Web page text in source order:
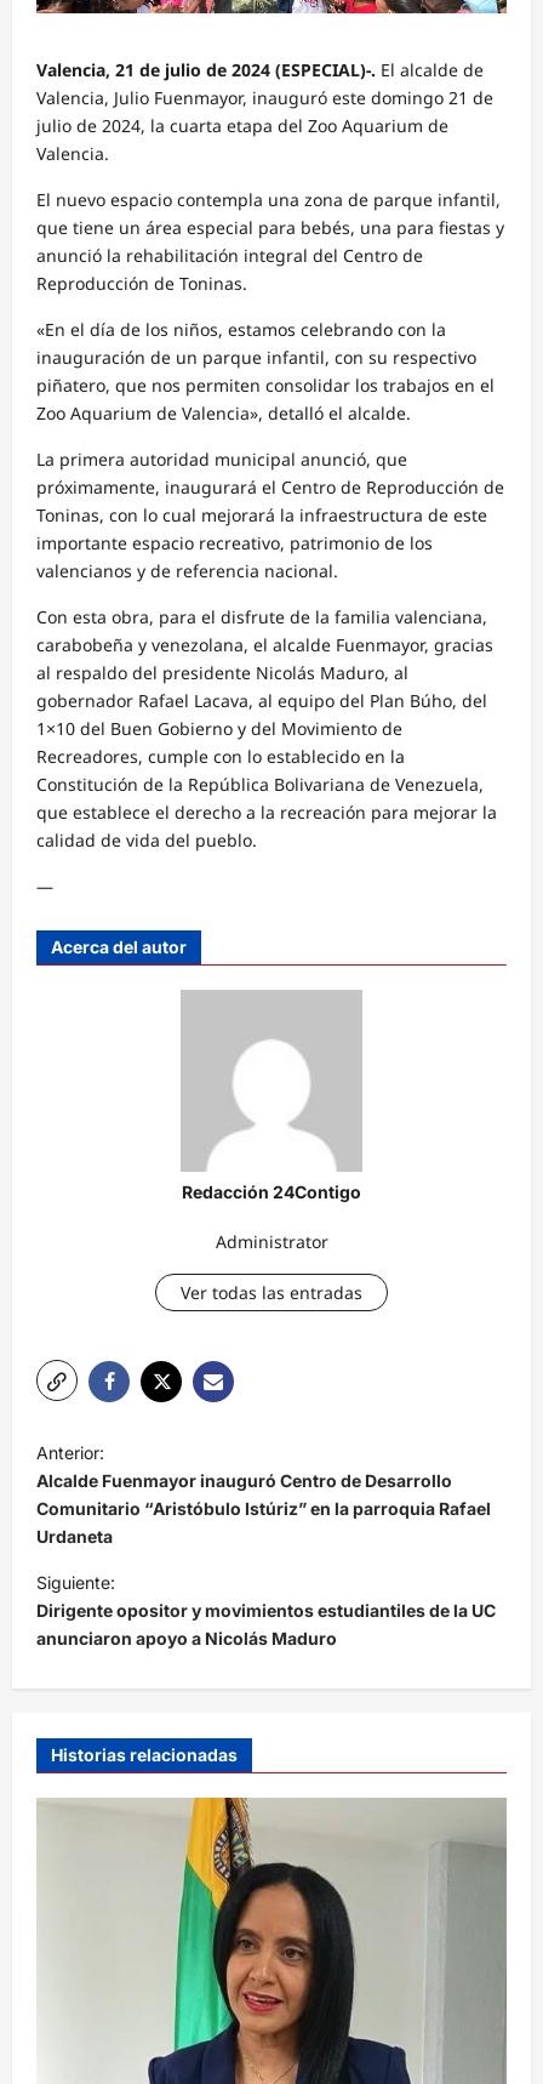
Valencia, 21 de julio de 2024 (ESPECIAL)-. El alcalde de
Valencia, Julio Fuenmayor, inauguró este domingo 21 de
julio de 2024, la cuarta etapa del Zoo Aquarium de
Valencia.
El nuevo espacio contempla una zona de parque infantil,
que tiene un área especial para bebés, una para fiestas y
anunció la rehabilitación integral del Centro de
Reproducción de Toninas.
«En el día de los niños, estamos celebrando con la
inauguración de un parque infantil, con su respectivo
piñatero, que nos permiten consolidar los trabajos en el
Zoo Aquarium de Valencia», detalló el alcalde.
La primera autoridad municipal anunció, que
próximamente, inaugurará el Centro de Reproducción de
Toninas, con lo cual mejorará la infraestructura de este
importante espacio recreativo, patrimonio de los
valencianos y de referencia nacional.
Con esta obra, para el disfrute de la familia valenciana,
carabobeña y venezolana, el alcalde Fuenmayor, gracias
al respaldo del presidente Nicolás Maduro, al
gobernador Rafael Lacava, al equipo del Plan Búho, del
1×10 del Buen Gobierno y del Movimiento de
Recreadores, cumple con lo establecido en la
Constitución de la República Bolivariana de Venezuela,
que establece el derecho a la recreación para mejorar la
calidad de vida del pueblo.
—
Acerca del autor
Redacción 24Contigo
Administrator
Ver todas las entradas
N
a
v
e
g
a
ó
n
Anterior:
Alcalde Fuenmayor inauguró Centro de Desarrollo
Comunitario “Aristóbulo Istúriz” en la parroquia Rafael
Urdaneta
Siguiente:
Dirigente opositor y movimientos estudiantiles de la UC
anunciaron apoyo a Nicolás Maduro
Historias relacionadas